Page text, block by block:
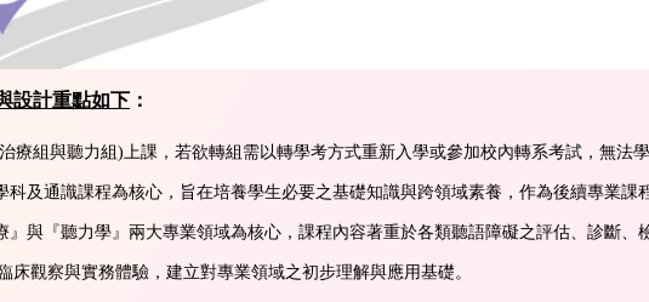
設計重點如下 ：
療組與聽力組)上課，若欲轉組需以轉學考方式重新入學或參加校內轉系考試，無法學
及通識課程為核心，旨在培養學生必要之基礎知識與跨領域素養，作為後續專業課
』與『聽力學』兩大專業領域為核心，課程內容著重於各類聽語障礙之評估、診斷
床觀察與實務體驗，建立對專業領域之初步理解與應用基礎。